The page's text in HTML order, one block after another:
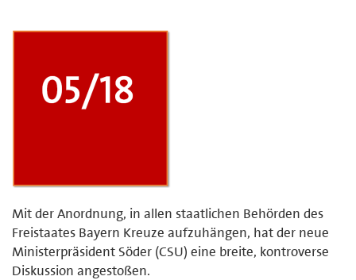
Mit der Anordnung, in allen staatlichen Behörden des
Freistaates Bayern Kreuze aufzuhängen, hat der neue
Ministerpräsident Söder (CSU) eine breite, kontroverse
Diskussion angestoßen.